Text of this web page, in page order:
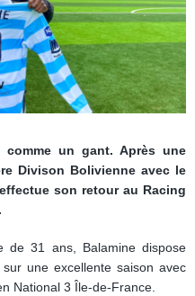
un gant. Après une
Divison Bolivienne avec le
son retour au Racing
de 31 ans, Balamine dispose
une excellente saison avec
National 3 Île-de-France.